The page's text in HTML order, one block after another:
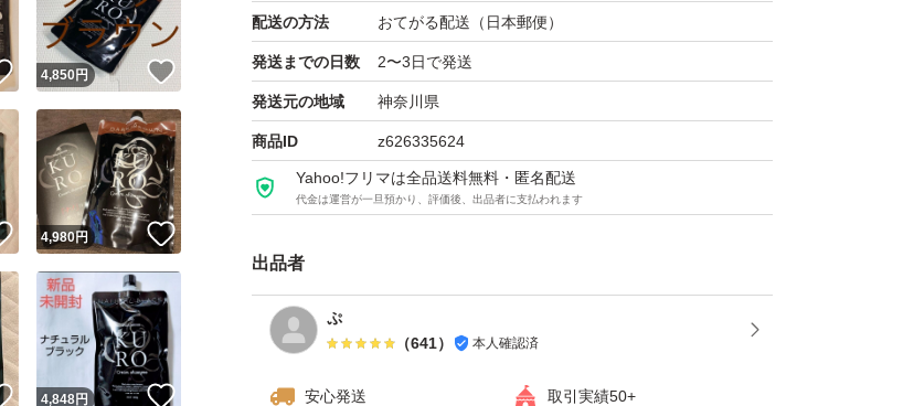
配送の方法 おてがる配送（日本郵便）
発送までの日数 2〜3日で発送
発送元の地域 神奈川県
商品ID z626335624
Yahoo!フリマは全品送料無料・匿名配送
代金は運営が一旦預かり、評価後、出品者に支払われます
出品者
ぷ
（641） 本人確認済
安心発送 取引実績50+
いいね！
4,850円
いいね！
4,980円 いいね！
いいね！
4,848円